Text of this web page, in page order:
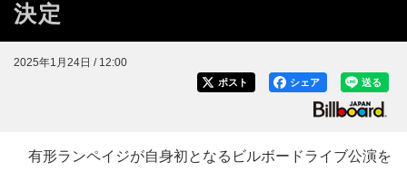
決定
2025年1月24日 / 12:00
送る
シェア
ポスト
有形ランペイジが自身初となるビルボードライブ公演を